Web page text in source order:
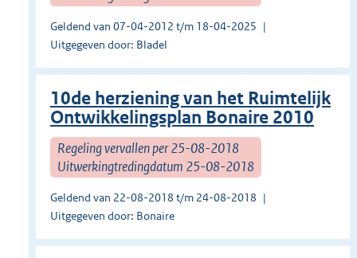
Geldend van 07-04-2012 t/m 18-04-2025
Uitgegeven door: Bladel
10de herziening van het Ruimtelijk
Ontwikkelingsplan Bonaire 2010
Regeling vervallen per 25-08-2018
Uitwerkingtredingdatum 25-08-2018
Geldend van 22-08-2018 t/m 24-08-2018
Uitgegeven door: Bonaire